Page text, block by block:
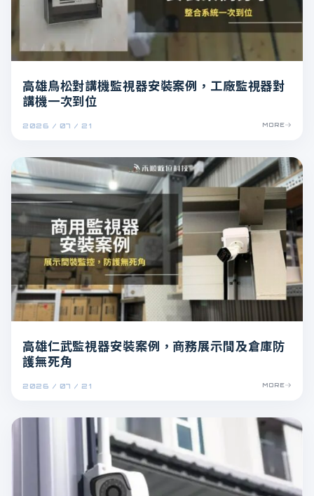
2026 / 07 / 21
高雄鳥松對講機監視器安裝案例，工廠監視器對
講機一次到位
MORE
2026 / 07 / 21
高雄仁武監視器安裝案例，商務展示間及倉庫防
護無死角
MORE